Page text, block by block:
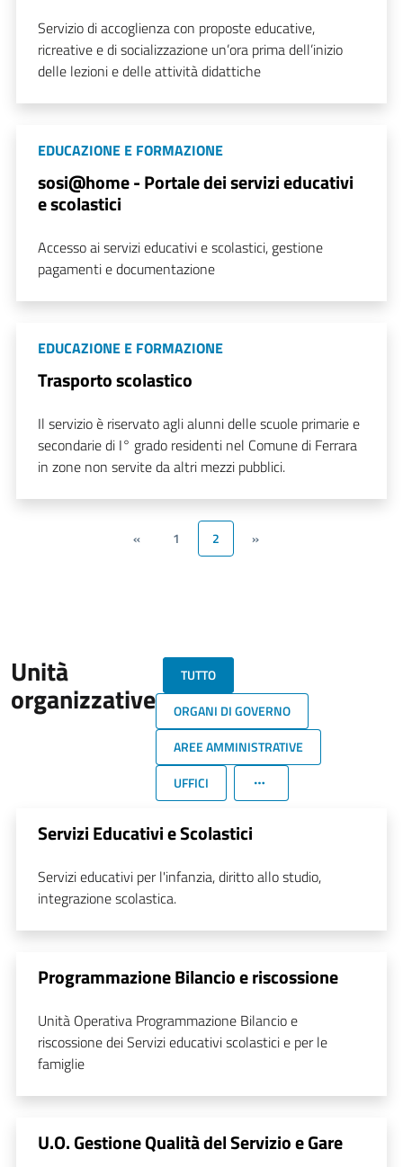
Servizio di accoglienza con proposte educative,
ricreative e di socializzazione un’ora prima dell’inizio
delle lezioni e delle attività didattiche
EDUCAZIONE E FORMAZIONE
sosi@home - Portale dei servizi educativi
e scolastici
Accesso ai servizi educativi e scolastici, gestione
pagamenti e documentazione
EDUCAZIONE E FORMAZIONE
Trasporto scolastico
Il servizio è riservato agli alunni delle scuole primarie e
secondarie di I° grado residenti nel Comune di Ferrara
in zone non servite da altri mezzi pubblici.
« 1 2 »
Unità
organizzative
TUTTO
ORGANI DI GOVERNO
AREE AMMINISTRATIVE
UFFICI
Servizi Educativi e Scolastici
Servizi educativi per l'infanzia, diritto allo studio,
integrazione scolastica.
Programmazione Bilancio e riscossione
Unità Operativa Programmazione Bilancio e
riscossione dei Servizi educativi scolastici e per le
famiglie
U.O. Gestione Qualità del Servizio e Gare